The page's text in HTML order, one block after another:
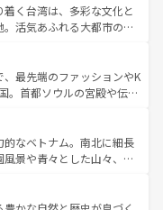
てほしい。
ハワイアンミュージッ
べてがハワイの魅力を彩
報
しい。
やケアンズの熱帯雨林な
カフェやワイン、オージ
おり、サーフィンやダイ
ドア好きにはたまらな
を存分に味わいつくそ
く台湾は、多彩な文化と
活気あふれる大都市の台
湾東部など、都市の喧騒
訪れる人に新しい発見と
奥深い台湾の食文化も魅
、バラエティ豊かな料理
湾情報は コンテンツ一覧を参
最先端のファッションやK
。首都ソウルの宮殿や伝統
の自然美を楽しむことが
絶品のストリートフード
ている。夜には、韓国な
彩な魅力を心ゆくまで味
なお、新着の韓国情報はコンテンツ一
なベトナム。南北に細長
景や青々とした山々、世
ハノイの古い町並みやホ
建物も、独特の雰囲気を